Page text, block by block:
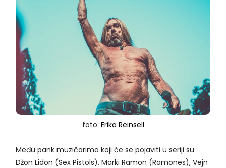
foto: Erika Reinsell
Među pank muzičarima koji će se pojaviti u seriji su
Džon Lidon (Sex Pistols), Marki Ramon (Ramones), Vejn